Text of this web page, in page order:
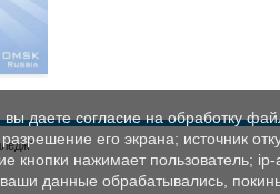
даете согласие на обработку
его экрана; источник
кнопки нажимает пользователь;
данные обрабатывались,